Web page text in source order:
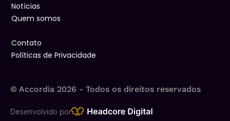
Notícias
Quem somos
Contato
Políticas de Privacidade
© Accordia 2026 - Todos os direitos reservados​
Desenvolvido por